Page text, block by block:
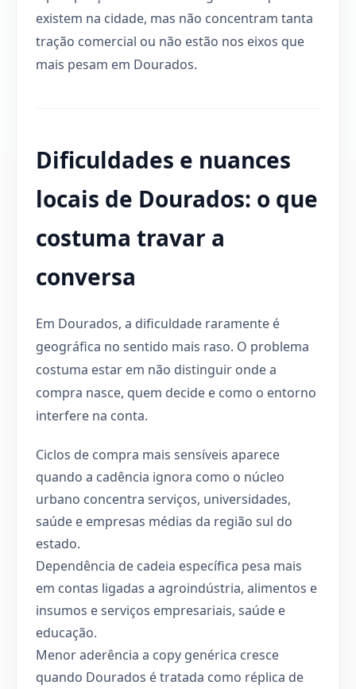
existem na cidade, mas não concentram tanta
tração comercial ou não estão nos eixos que
mais pesam em Dourados.
Dificuldades e nuances
locais de Dourados: o que
costuma travar a
conversa
Em Dourados, a dificuldade raramente é
geográfica no sentido mais raso. O problema
costuma estar em não distinguir onde a
compra nasce, quem decide e como o entorno
interfere na conta.
Ciclos de compra mais sensíveis aparece
quando a cadência ignora como o núcleo
urbano concentra serviços, universidades,
saúde e empresas médias da região sul do
estado.
Dependência de cadeia específica pesa mais
em contas ligadas a agroindústria, alimentos e
insumos e serviços empresariais, saúde e
educação.
Menor aderência a copy genérica cresce
quando Dourados é tratada como réplica de